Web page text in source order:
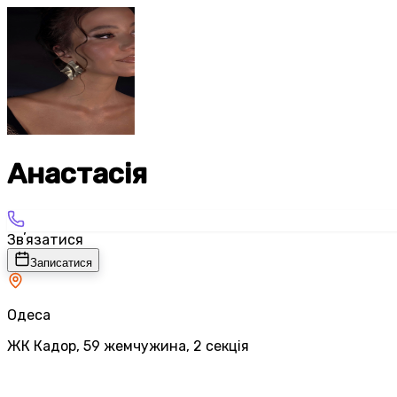
Анастасія
Звʼязатися
Записатися
Одеса
ЖК Кадор, 59 жемчужина, 2 секція